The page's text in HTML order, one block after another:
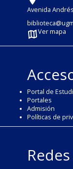
Avenida
Ver mapa
Portal de
Portales
Admisión
Políticas de